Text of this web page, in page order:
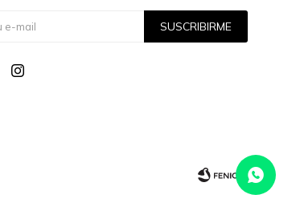
SUSCRIBIRME
